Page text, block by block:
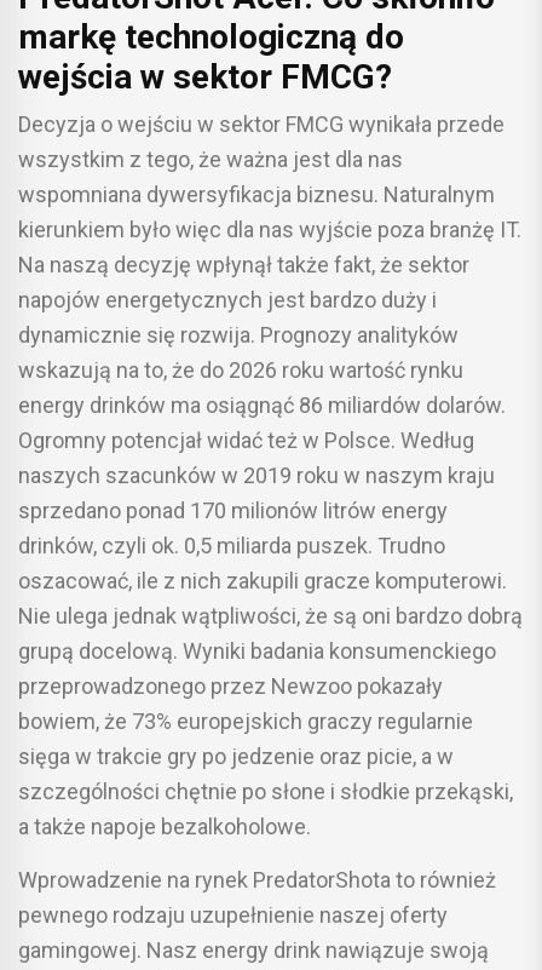
markę technologiczną do
wejścia w sektor FMCG?
Decyzja o wejściu w sektor FMCG wynikała przede
wszystkim z tego, że ważna jest dla nas
wspomniana dywersyfikacja biznesu. Naturalnym
kierunkiem było więc dla nas wyjście poza branżę IT.
Na naszą decyzję wpłynął także fakt, że sektor
napojów energetycznych jest bardzo duży i
dynamicznie się rozwija. Prognozy analityków
wskazują na to, że do 2026 roku wartość rynku
energy drinków ma osiągnąć 86 miliardów dolarów.
Ogromny potencjał widać też w Polsce. Według
naszych szacunków w 2019 roku w naszym kraju
sprzedano ponad 170 milionów litrów energy
drinków, czyli ok. 0,5 miliarda puszek. Trudno
oszacować, ile z nich zakupili gracze komputerowi.
Nie ulega jednak wątpliwości, że są oni bardzo dobrą
grupą docelową. Wyniki badania konsumenckiego
przeprowadzonego przez Newzoo pokazały
bowiem, że 73% europejskich graczy regularnie
sięga w trakcie gry po jedzenie oraz picie, a w
szczególności chętnie po słone i słodkie przekąski,
a także napoje bezalkoholowe.
Wprowadzenie na rynek PredatorShota to również
pewnego rodzaju uzupełnienie naszej oferty
gamingowej. Nasz energy drink nawiązuje swoją